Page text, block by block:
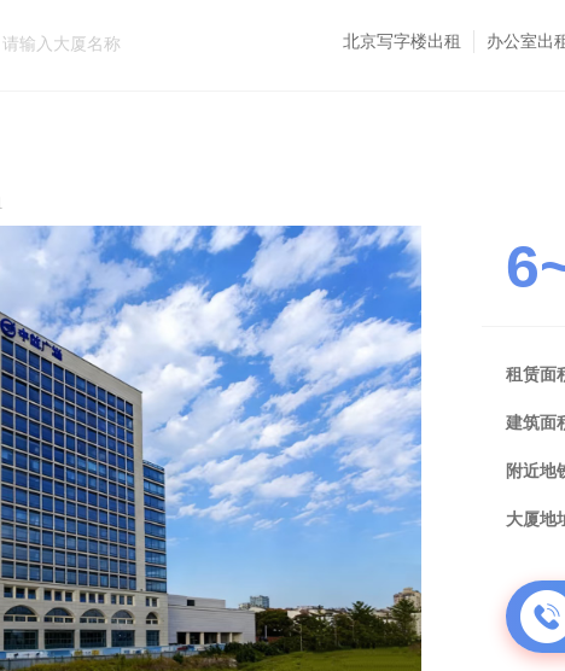
北京写字楼出租 办公室出
租赁面
建筑面
附近地
大厦地